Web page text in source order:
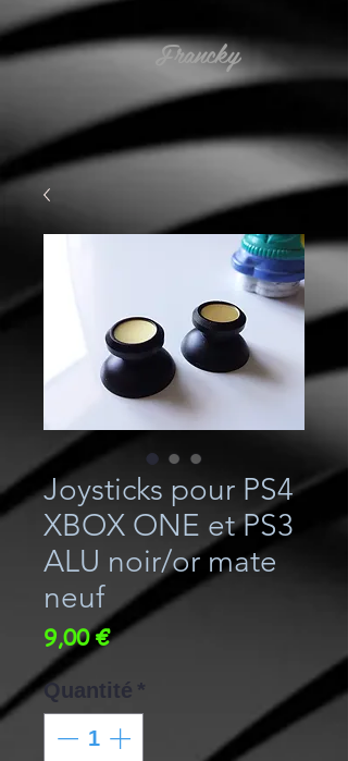
Francky
Joysticks pour PS4
XBOX ONE et PS3
ALU noir/or mate
neuf
9,00 €Prix
Quantité *